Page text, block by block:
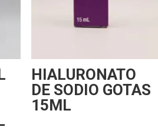
HIALURONATO
DE SODIO GOTAS
15ML